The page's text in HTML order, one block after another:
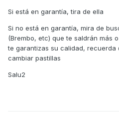
Si está en garantía, tira de ella
Si no está en garantía, mira de
(Brembo, etc) que te saldrán más
te garantizas su calidad, recuerda
cambiar pastillas
Salu2